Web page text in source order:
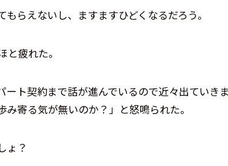
もらえないし、ますますひどくなるだろう。
と疲れた。
ート契約まで話が進んでいるので近々出ていき
み寄る気が無いのか？」と怒鳴られた。
ょ？